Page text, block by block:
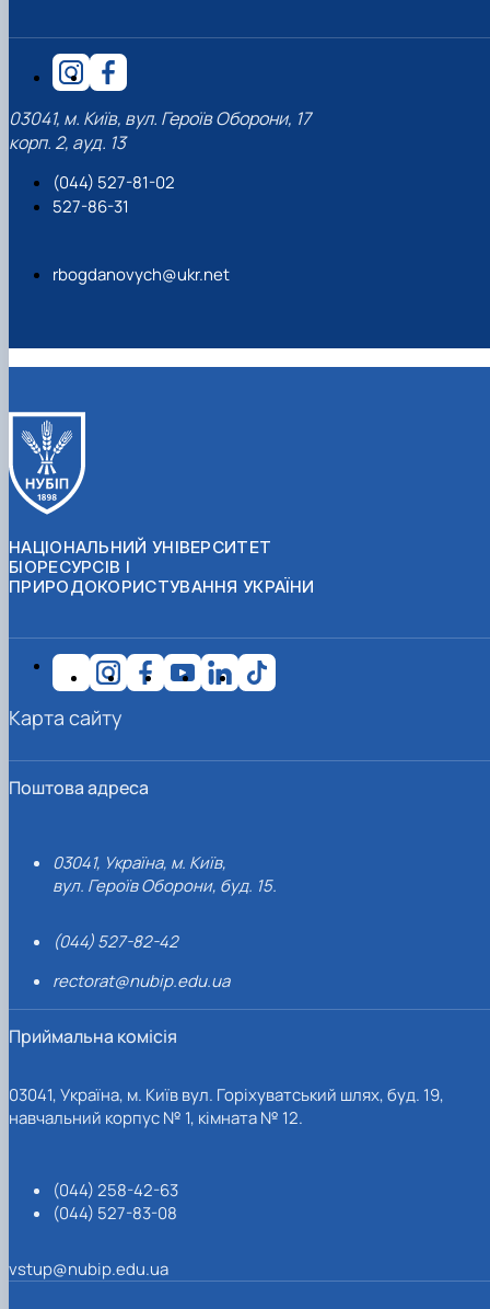
03041, м. Київ, вул. Героїв Оборони, 17
корп. 2, ауд. 13
(044) 527-81-02
527-86-31
rbogdanovych@ukr.net
НАЦІОНАЛЬНИЙ УНІВЕРСИТЕТ
БІОРЕСУРСІВ І
ПРИРОДОКОРИСТУВАННЯ УКРАЇНИ
Поштова адреса
03041, Україна, м. Київ,
вул. Героїв Оборони, буд. 15.
(044) 527-82-42
rectorat@nubip.edu.ua
Приймальна комісія
03041, Україна, м. Київ вул. Горіхуватський шлях, буд. 19,
навчальний корпус № 1, кімната № 12.
(044) 258-42-63
(044) 527-83-08
vstup@nubip.edu.ua
Карта сайту